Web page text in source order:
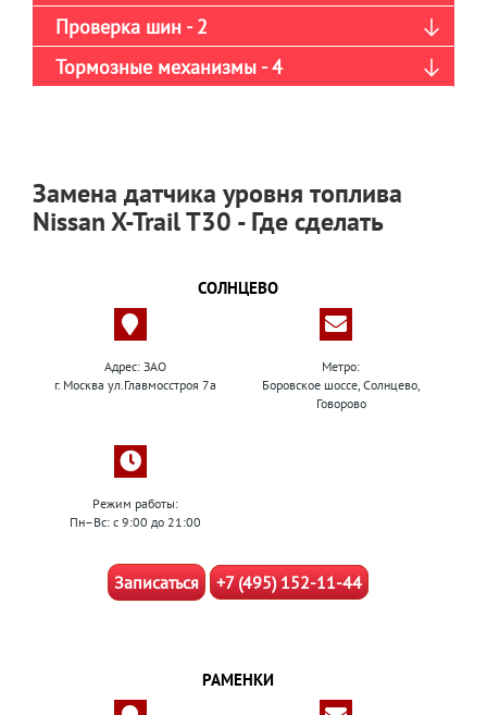
Проверка шин - 2
Тормозные механизмы - 4
Замена датчика уровня топлива
Nissan X-Trail T30 - Где сделать
СОЛНЦЕВО
Адрес: ЗАО
г. Москва ул.Главмосстроя 7а
Метро:
Боровское шоссе, Солнцево,
Говорово
Режим работы:
Пн–Вс: с 9:00 до 21:00
Записаться +7 (495) 152-11-44
РАМЕНКИ